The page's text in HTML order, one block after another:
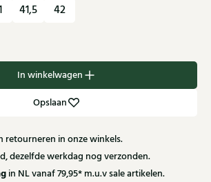
41,5 42
In winkelwagen
Opslaan
retourneren in onze winkels.
dezelfde werkdag nog verzonden.
in NL vanaf 79,95* m.u.v sale artikelen.